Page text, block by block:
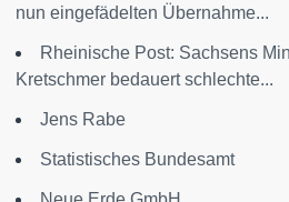
nun eingefädelten Übernahme...
Rheinische Post: Sachsens
Kretschmer bedauert schlechte...
Jens Rabe
Statistisches Bundesamt